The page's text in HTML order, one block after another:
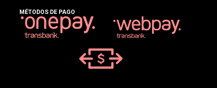
MÉTODOS DE PAGO